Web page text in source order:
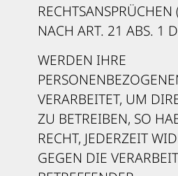
NACH ART. 21 ABS. 1
WERDEN IHRE
VERARBEITET, UM
ZU BETREIBEN, SO
RECHT, JEDERZEIT
GEGEN DIE